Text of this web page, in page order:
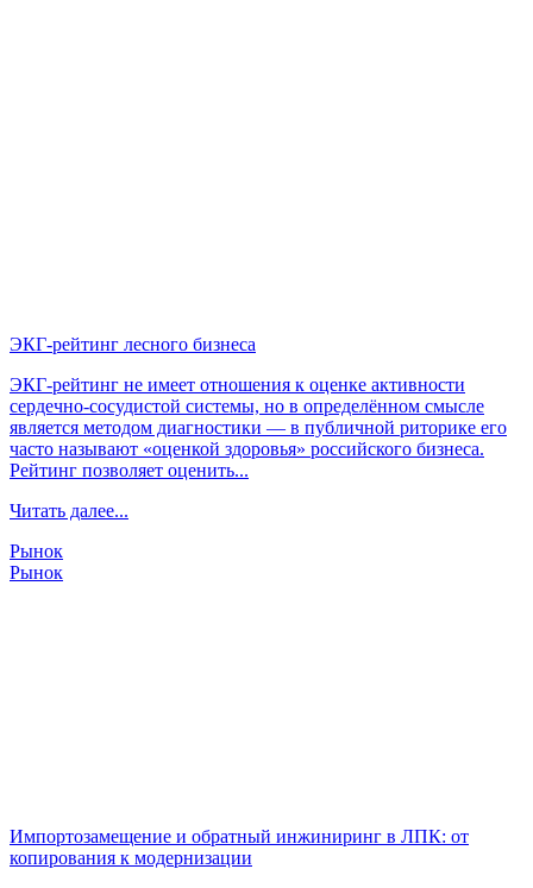
ЭКГ-рейтинг лесного бизнеса
ЭКГ-рейтинг не имеет отношения к оценке активности
сердечно-сосудистой системы, но в определённом смысле
является методом диагностики — в публичной риторике его
часто называют «оценкой здоровья» российского бизнеса.
Рейтинг позволяет оценить...
Читать далее...
Рынок
Рынок
Импортозамещение и обратный инжиниринг в ЛПК: от
копирования к модернизации